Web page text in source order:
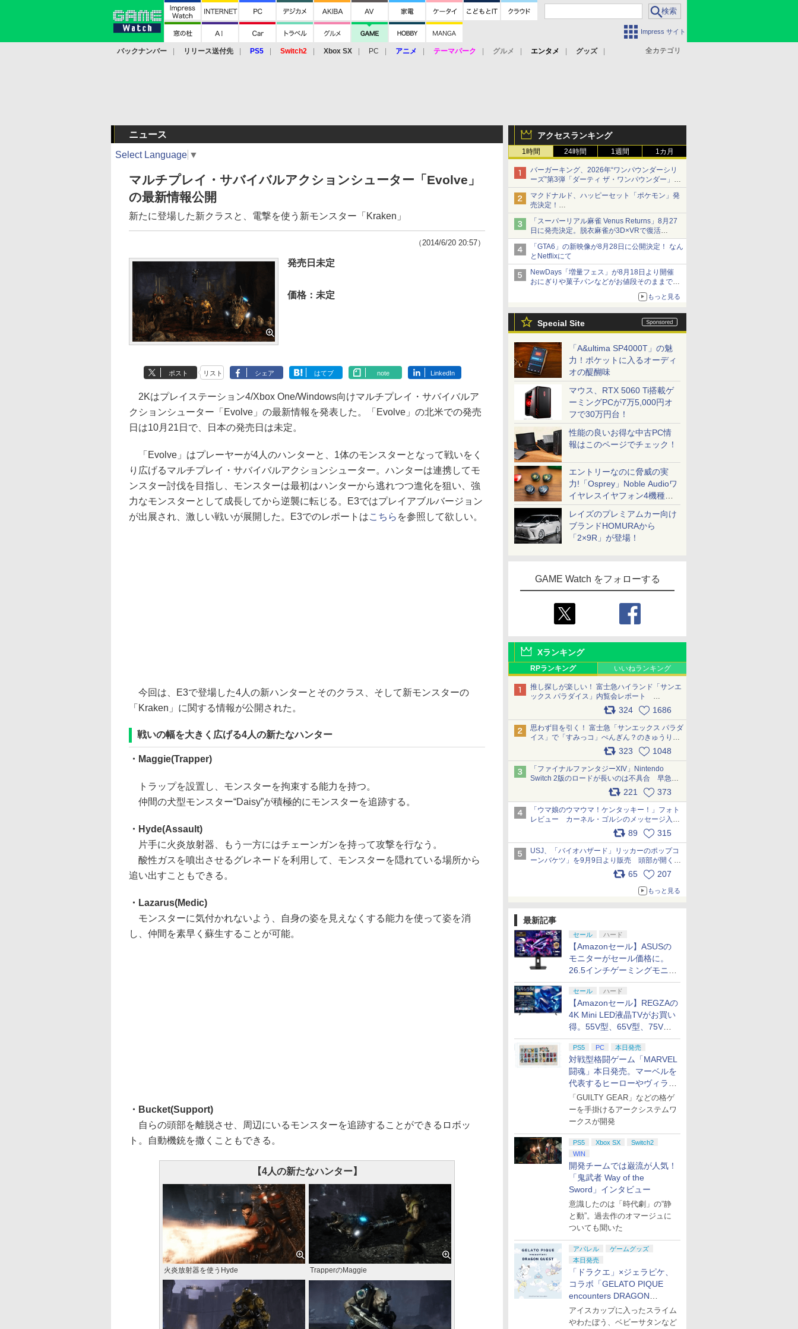
Impress サイト
全カテゴリ
バックナンバー リリース送付先 PS5 Switch2 Xbox SX PC アニメ テーマパーク グルメ エンタメ
グッズ
アクセスランキング
1時間 24時間 1週間 1カ月
バーガーキング、2026年“ワンパウンダーシリ
ーズ”第3弾「ダーティ ザ・ワンパウンダー」を
8月7日発売
「特製ガーリックマヨソース」を使用した超大
型チーズバーガー
マクドナルド、ハッピーセット「ポケモン」発
売決定！
ポケモン30周年記念で30匹が大集合
「スーパーリアル麻雀 Venus Returns」8月27
日に発売決定。脱衣麻雀が3D×VRで復活
発売から2週間は20%オフになるセールが実施
「GTA6」の新映像が8月28日に公開決定！ なん
とNetflixにて
NewDays「増量フェス」が8月18日より開催
おにぎりや菓子パンなどがお値段そのままで最
もっと見る
Special Site
「A&ultima SP4000T」の魅
力！ポケットに入るオーディ
オの醍醐味
マウス、RTX 5060 Ti搭載ゲ
ーミングPCが7万5,000円オ
フで30万円台！
性能の良いお得な中古PC情
報はこのページでチェック！
エントリーなのに脅威の実
力!「Osprey」Noble Audioワ
イヤレスイヤフォン4機種を
一気に聴く
レイズのプレミアムカー向け
ブランドHOMURAから
「2×9R」が登場！
GAME Watch をフォローする
Xランキング
RPランキング いいねランキング
推し探しが楽しい！ 富士急ハイランド「サンエ
ックス パラダイス」内覧会レポート
324 1686
思わず目を引く！ 富士急「サンエックス パラダ
イス」で「すみっコ」ぺんぎん？のきゅうりド
ッグを食べてみた イラストそのままのメニュ
ー化に挑戦。これが意外にもおいしい
pic.x.com/Kgl04hZaeg
323 1048
「ファイナルファンタジーXIV」Nintendo
Switch 2版のロードが長いのは不具合 早急に
アップデートできるよう対応中221 373
「ウマ娘のウマウマ！ケンタッキー！」フォト
レビュー カーネル・ゴルシのメッセージ入り
パッケージや描き下ろしトレカなどが登場
89 315
USJ、「バイオハザード」リッカーのポップコ
ーンバケツ」を9月9日より販売 頭部が開く仕
組み。味は恐怖を堪のう「味噌フレーバー」
65 207
もっと見る
最新記事
セール ハード
【Amazonセール】ASUSの
モニターがセール価格に。
26.5インチゲーミングモニタ
ー「ROG Strix OLED
XG27ACDMS」限定モデルも
お買い得
セール ハード
【Amazonセール】REGZAの
4K Mini LED液晶TVがお買い
得。55V型、65V型、75V型
の2026年モデルがラインナ
ップ
PS5 PC 本日発売
対戦型格闘ゲーム「MARVEL
闘魂」本日発売。マーベルを
代表するヒーローやヴィラン
たちが登場
「GUILTY GEAR」などの格ゲ
ーを手掛けるアークシステムワ
ークスが開発
PS5 Xbox SX
Switch2
WIN
開発チームでは巌流が人気！
「鬼武者 Way of the
Sword」インタビュー
意識したのは「時代劇」の“静
と動”。過去作のオマージュに
ついても聞いた
アパレル
ゲームグッズ
本日発売
「ドラクエ」×ジェラピケ、
コラボ「GELATO PIQUE
encounters DRAGON
QUEST」第2弾が本日発売
アイスカップに入ったスライム
やわたぼう、ベビーサタンなど
ニュース
Select Language ▼
マルチプレイ・サバイバルアクションシューター「Evolve」
の最新情報公開
新たに登場した新クラスと、電撃を使う新モンスター「Kraken」
（2014/6/20 20:57）
発売日未定
価格：未定
ポスト リスト シェア はてブ note LinkedIn
2Kはプレイステーション4/Xbox One/Windows向けマルチプレイ・サバイバルア
クションシューター「Evolve」の最新情報を発表した。「Evolve」の北米での発売
日は10月21日で、日本の発売日は未定。
「Evolve」はプレーヤーが4人のハンターと、1体のモンスターとなって戦いをく
り広げるマルチプレイ・サバイバルアクションシューター。ハンターは連携してモ
ンスター討伐を目指し、モンスターは最初はハンターから逃れつつ進化を狙い、強
力なモンスターとして成長してから逆襲に転じる。E3ではプレイアブルバージョン
が出展され、激しい戦いが展開した。E3でのレポートはこちら を参照して欲しい。
今回は、E3で登場した4人の新ハンターとそのクラス、そして新モンスターの
「Kraken」に関する情報が公開された。
戦いの幅を大きく広げる4人の新たなハンター
・Maggie(Trapper)
トラップを設置し、モンスターを拘束する能力を持つ。
仲間の犬型モンスター“Daisy”が積極的にモンスターを追跡する。
・Hyde(Assault)
片手に火炎放射器、もう一方にはチェーンガンを持って攻撃を行なう。
酸性ガスを噴出させるグレネードを利用して、モンスターを隠れている場所から
追い出すこともできる。
・Lazarus(Medic)
モンスターに気付かれないよう、自身の姿を見えなくする能力を使って姿を消
し、仲間を素早く蘇生することが可能。
・Bucket(Support)
自らの頭部を離脱させ、周辺にいるモンスターを追跡することができるロボッ
ト。自動機銃を撒くこともできる。
【4人の新たなハンター】
火炎放射器を使うHyde TrapperのMaggie